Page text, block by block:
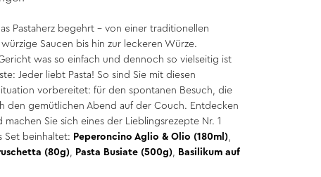
Pastaherz begehrt – von einer traditionellen
Saucen bis hin zur leckeren Würze.
was so einfach und dennoch so vielseitig ist
Jeder liebt Pasta! So sind Sie mit diesen
vorbereitet: für den spontanen Besuch, die
den gemütlichen Abend auf der Couch. Entdecken
machen Sie sich eines der Lieblingsrezepte Nr. 1
Set beinhaltet: Peperoncino Aglio & Olio (180ml)
(80g) Pasta Busiate (500g)
Basilikum auf